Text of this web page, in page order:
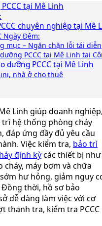
tại Mê Linh
chuyên nghiệp tại Mê
Ngày Đêm:
mục – Ngăn chặn lỗi tái diễn
PCCC tại Mê Linh tại
dưỡng PCCC tại Mê Linh
nhà ở cho thuê
Linh giúp doanh
hệ thống phòng cháy
đáp ứng đầy đủ yêu cầu
Việc kiểm tra, bảo trì
định kỳcác thiết bị như
máy bơm và chữa
hư hỏng, giảm nguy
thời, hồ sơ bảo
dễ dàng làm việc với cơ
thanh tra, kiểm tra PCCC